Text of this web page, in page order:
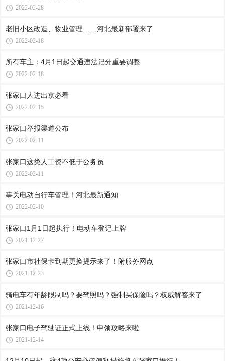
2022-02-28
老旧小区改造、物业管理……河北最新部署来了
2022-02-18
所有车主：4月1日起交通违法记分重要调整
2022-02-18
张家口人进出京必看
2022-02-15
张家口举报渠道公布
2022-02-11
张家口这类人工资不低于公务员
2022-02-11
事关电动自行车管理！河北最新通知
2022-02-10
张家口1月1日起执行！电动车登记上牌
2021-12-27
张家口市社保卡到期更换提示来了！附服务网点
2021-12-23
骑电车有年龄限制吗？要驾照吗？强制买保险吗？权威解答来了
2021-12-16
张家口电子驾驶证正式上线！申领攻略来啦
2021-12-14